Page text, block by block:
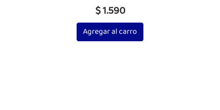
$ 1.590
Agregar al carro